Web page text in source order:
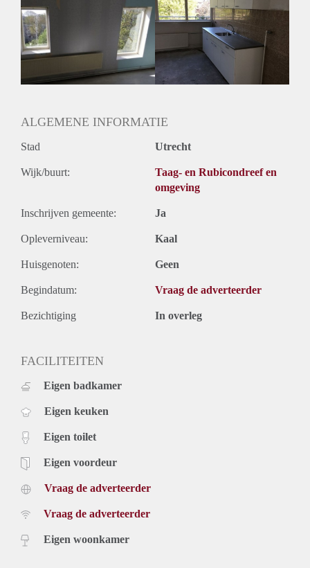
Niet mogelijk
Inkomen eis
N.V.T.
Huurtermijn
Onbepaalde termijn
Oplevering
ALGEMENE INFORMATIE
Stad Utrecht
Wijk/buurt:
Taag- en Rubicondreef en
omgeving
Inschrijven gemeente: Ja
Opleverniveau: Kaal
Huisgenoten: Geen
Begindatum: Vraag de adverteerder
Bezichtiging In overleg
FACILITEITEN
Eigen badkamer
Eigen keuken
Eigen toilet
Eigen voordeur
Vraag de adverteerder
Vraag de adverteerder
Eigen woonkamer